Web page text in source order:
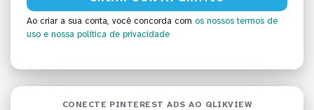
Ao criar a sua conta, você concorda com os nossos termos de
uso e nossa política de privacidade
CONECTE PINTEREST ADS AO QLIKVIEW